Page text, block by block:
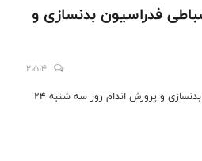
فدراسیون بدنسازی و
21514
نشست کمیته انضباطی فدراسیون بدنسازی و پرورش اندام روز سه شنبه 24